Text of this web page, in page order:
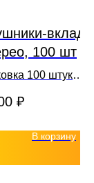
100 шт
100 штук
шт.
₽
В корзину